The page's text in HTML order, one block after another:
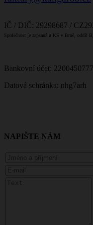
IČ / DIČ: 29298687 /
Společnost je zapsaná u KS v Brně, oddíl
Bankovní účet:
Datová schránka: nhg7arh
NAPIŠTE NÁM